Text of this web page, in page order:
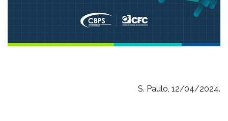
S. Paulo, 12/04/2024.